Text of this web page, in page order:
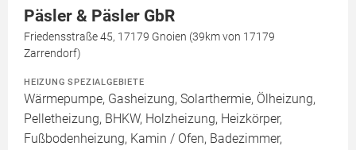
Päsler & Päsler GbR
Friedensstraße 45, 17179 Gnoien (39km von 17179
Zarrendorf)
HEIZUNG SPEZIALGEBIETE
Wärmepumpe, Gasheizung, Solarthermie, Ölheizung,
Pelletheizung, BHKW, Holzheizung, Heizkörper,
Fußbodenheizung, Kamin / Ofen, Badezimmer,